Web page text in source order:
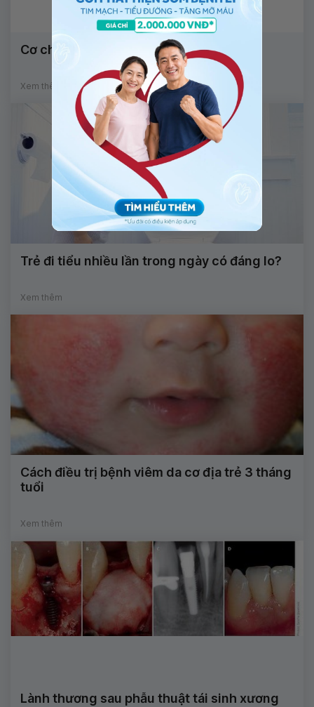
Cơ chế của viêm khớp phản ứng
Xem thêm
Trẻ đi tiểu nhiều lần trong ngày có đáng lo?
Xem thêm
Cách điều trị bệnh viêm da cơ địa trẻ 3 tháng
tuổi
Xem thêm
Lành thương sau phẫu thuật tái sinh xương